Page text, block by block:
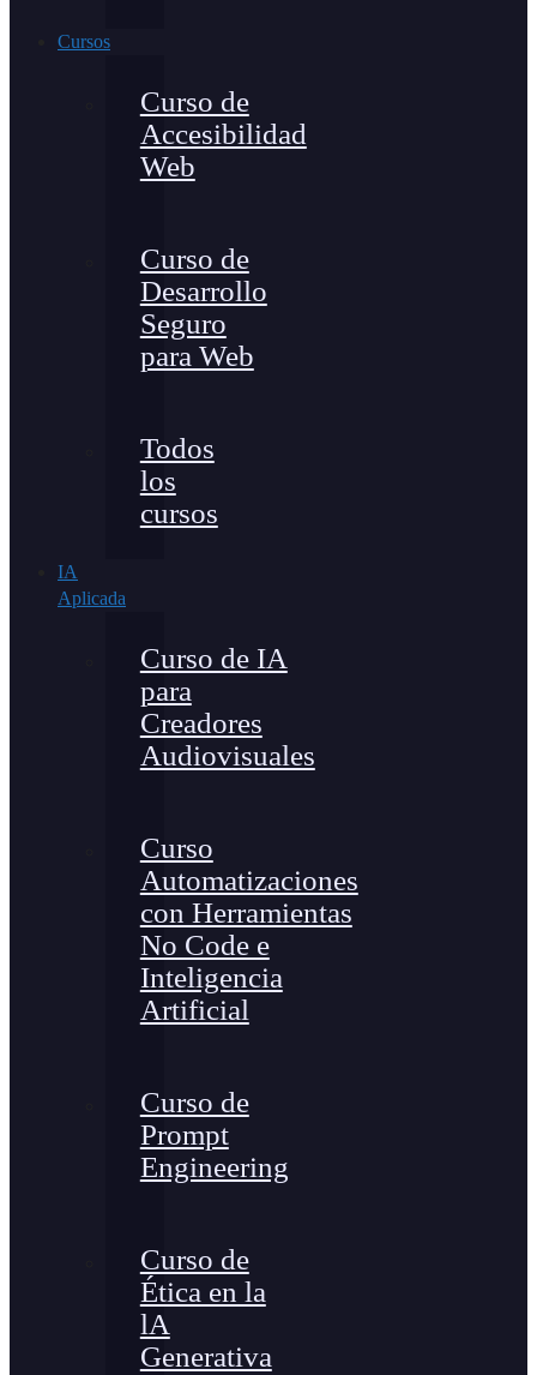
Cursos
Curso de
Accesibilidad
Web
Curso de
Desarrollo
Seguro
para Web
Todos
los
cursos
IA
Aplicada
Curso de IA
para
Creadores
Audiovisuales
Curso
Automatizaciones
con Herramientas
No Code e
Inteligencia
Artificial
Curso de
Prompt
Engineering
Curso de
Ética en la
lA
Generativa